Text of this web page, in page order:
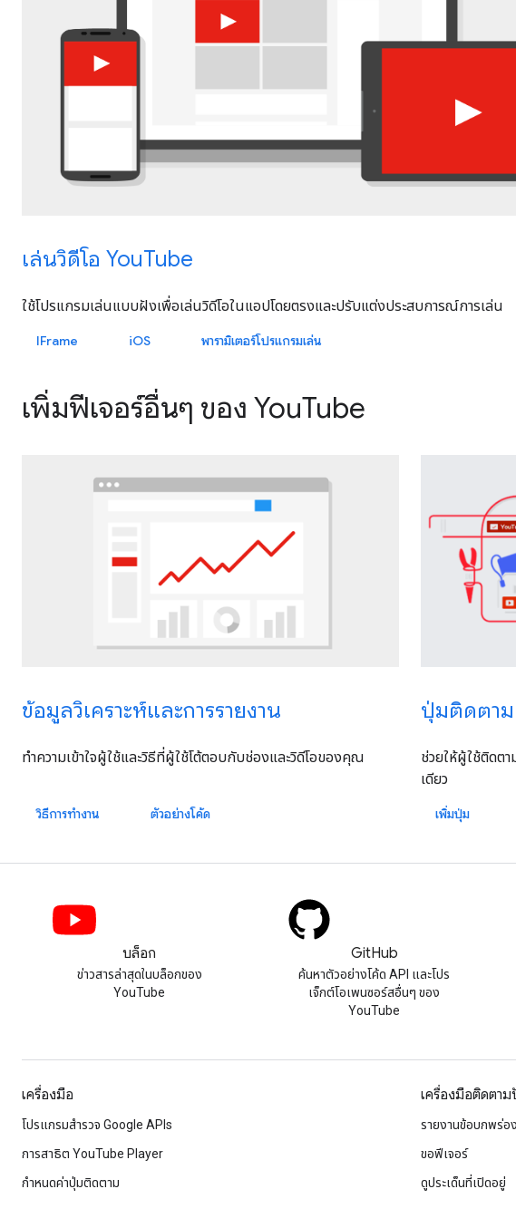
เล่นวิดีโอ YouTube
ใช้โปรแกรมเล่นแบบฝังเพื่อเล่นวิดีโอในแอปโดยตรงและปรับแต่งประสบการณ์การเล่น
IFrame iOS พารามิเตอร์โปรแกรมเล่น
เพิ่มฟีเจอร์อื่นๆ ของ YouTube
ข้อมูลวิเคราะห์และการรายงาน
ทําความเข้าใจผู้ใช้และวิธีที่ผู้ใช้โต้ตอบกับช่องและวิดีโอของคุณ
วิธีการทำงาน ตัวอย่างโค้ด
ปุ่มติดตาม
ช่วยให้ผู้ใช้ติดต
เดียว
เพิ่มปุ่ม
บล็อก
ข่าวสารล่าสุดในบล็อกของ
YouTube
GitHub
ค้นหาตัวอย่างโค้ด API และโปร
เจ็กต์โอเพนซอร์สอื่นๆ ของ
YouTube
เครื่องมือ
โปรแกรมสำรวจ Google APIs
การสาธิต YouTube Player
กำหนดค่าปุ่มติดตาม
เครื่องมือติดตา
รายงานข้อบกพร่อง
ขอฟีเจอร์
ดูประเด็นที่เปิดอยู่